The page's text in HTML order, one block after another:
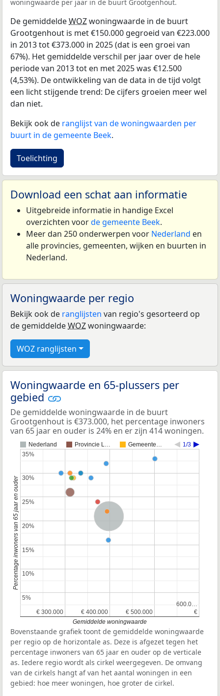
woningwaarde per jaar in de buurt Grootgenhout.
De gemiddeldeWOZwoningwaarde in de buurt
Grootgenhout is met €150.000 gegroeid van €223.000
in 2013 tot €373.000 in 2025 (dat is een groei van
67%). Het gemiddelde verschil per jaar over de hele
periode van 2013 tot en met 2025 was €12.500
(4,53%). De ontwikkeling van de data in de tijd volgt
een licht stijgende trend: De cijfers groeien meer wel
dan niet.
Bekijk ook de ranglijst van de woningwaarden per
buurt in de gemeente Beek.
Toelichting
Download een schat aan informatie
Uitgebreide informatie in handige Excel
overzichten voorde gemeente Beek.
Meer dan 250 onderwerpen voor Nederland en
alle provincies, gemeenten, wijken en buurten in
Nederland.
Woningwaarde per regio
Bekijk ook de ranglijsten van regio's gesorteerd op
de gemiddeldeWOZwoningwaarde:
WOZ ranglijsten
Woningwaarde en 65-plussers per
gebied
De gemiddelde woningwaarde in de buurt
Grootgenhout is €373.000, het percentage inwoners
van 65 jaar en ouder is 24% en er zijn 414 woningen.
Nederland Provincie L… Gemeente… 1/3
€ 300.000
€ 300.000 € 400.000
€ 400.000 € 500.000
€ 500.000 €
€
600.0…
600.0…
5%
5%
10%
10%
15%
15%
20%
20%
25%
25%
30%
30%
35%
35%
Gemiddelde woningwaarde
Percentage inwoners van 65 jaar en ouder
Bovenstaande grafiek toont de gemiddelde woningwaarde
per regio op de horizontale as. Deze is afgezet tegen het
percentage inwoners van 65 jaar en ouder op de verticale
as. Iedere regio wordt als cirkel weergegeven. De omvang
van de cirkels hangt af van het aantal woningen in een
gebied: hoe meer woningen, hoe groter de cirkel.